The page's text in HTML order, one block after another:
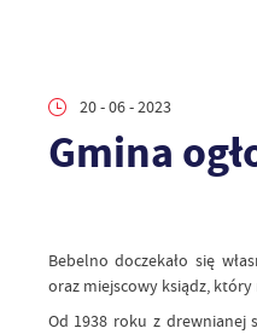
20 - 06 - 2023
Gmina
Bebelno doczekało się
oraz miejscowy ksiądz, który
Od 1938 roku z drewnianej